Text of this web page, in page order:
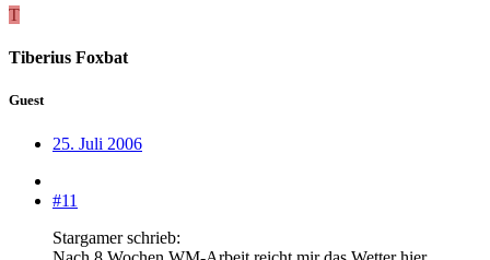
T
Tiberius Foxbat
Guest
25. Juli 2006
#11
Stargamer schrieb: